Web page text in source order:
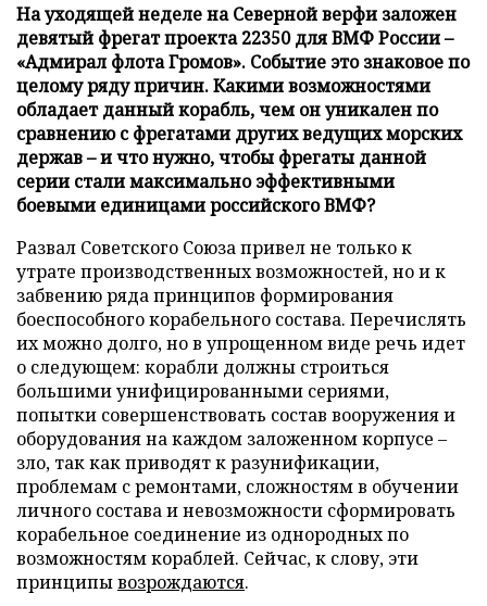
На уходящей неделе на Северной верфи заложен
девятый фрегат проекта 22350 для ВМФ России –
«Адмирал флота Громов». Событие это знаковое по
целому ряду причин. Какими возможностями
обладает данный корабль, чем он уникален по
сравнению с фрегатами других ведущих морских
держав – и что нужно, чтобы фрегаты данной
серии стали максимально эффективными
боевыми единицами российского ВМФ?
Развал Советского Союза привел не только к
утрате производственных возможностей, но и к
забвению ряда принципов формирования
боеспособного корабельного состава. Перечислять
их можно долго, но в упрощенном виде речь идет
о следующем: корабли должны строиться
большими унифицированными сериями,
попытки совершенствовать состав вооружения и
оборудования на каждом заложенном корпусе –
зло, так как приводят к разунификации,
проблемам с ремонтами, сложностям в обучении
личного состава и невозможности сформировать
корабельное соединение из однородных по
возможностям кораблей. Сейчас, к слову, эти
принципывозрождаются.